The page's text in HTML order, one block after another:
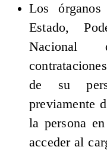
Los
Estado,
Nacional
de su
previamente
la persona
acceder al